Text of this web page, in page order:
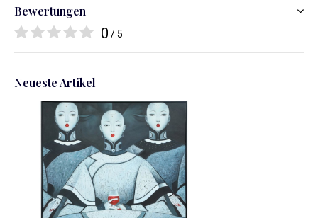
Bewertungen
0 / 5
Neueste Artikel